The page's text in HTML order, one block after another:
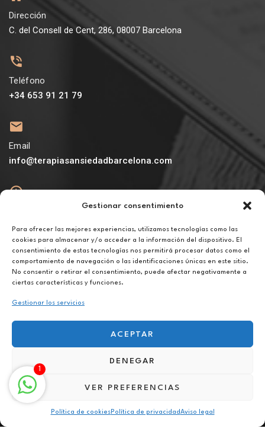
Gestionar consentimiento
Para ofrecer las mejores experiencias, utilizamos tecnologías como las
cookies para almacenar y/o acceder a la información del dispositivo. El
consentimiento de estas tecnologías nos permitirá procesar datos como el
comportamiento de navegación o las identificaciones únicas en este sitio.
No consentir o retirar el consentimiento, puede afectar negativamente a
ciertas características y funciones.
Gestionar los servicios
ACEPTAR
DENEGAR
VER PREFERENCIAS
Política de cookiesPolítica de privacidadAviso legal
Dirección
C. del Consell de Cent, 286, 08007 Barcelona
Teléfono
+34 653 91 21 79
Email
info@terapiasansiedadbarcelona.com
De lunes a viernes de 10h a 20h
Aviso legal
Política de privacidad
Política de cookies
Terapia para el duelo online en Castellví de Rosanés
1